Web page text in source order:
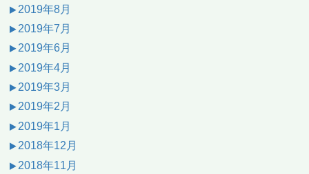
2019年8月
2019年7月
2019年6月
2019年4月
2019年3月
2019年2月
2019年1月
2018年12月
2018年11月